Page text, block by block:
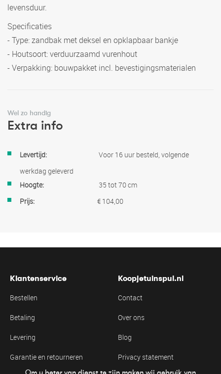
levensduur.
Specificaties
- Type: zandbak met deksel en opklapbaar bankje
- Houtsoort: verduurzaamd vurenhout
- Verpakking: bouwpakket incl. bevestigingsmaterialen
Wel zo handig
Extra info
Meer
Voor 16 uur besteld, volgende
werkdag geleverd
35 tot 70 cm
€ 104,00
Klantenservice
Bestellen
Betaling
Levering
Garantie en retourneren
Koopjetuinspul.nl
Contact
Over ons
Blog
Privacy statement